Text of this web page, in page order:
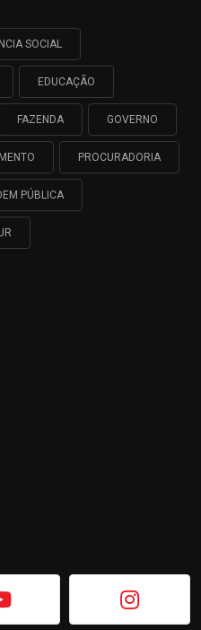
SOCIAL
EDUCAÇÃO
FAZENDA GOVERNO
PROCURADORIA
PÚBLICA